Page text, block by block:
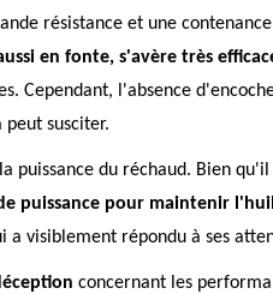
résistance et une
en fonte, s'avère très
Cependant, l'absence
susciter.
puissance du réchaud. Bien
puissance pour maintenir
visiblement répondu à ses
concernant les